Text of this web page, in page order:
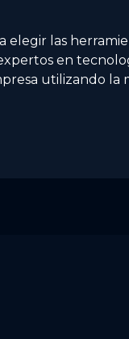
elegir las
en
utilizando la